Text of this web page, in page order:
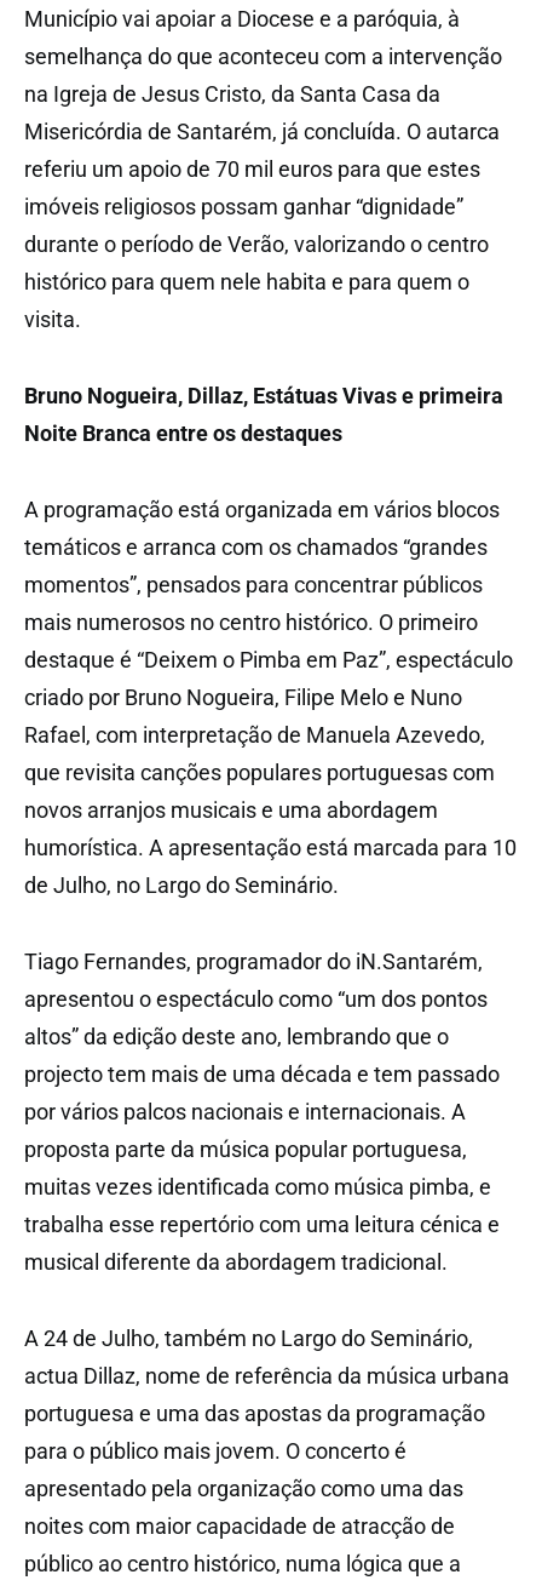
Município vai apoiar a Diocese e a paróquia, à
semelhança do que aconteceu com a intervenção
na Igreja de Jesus Cristo, da Santa Casa da
Misericórdia de Santarém, já concluída. O autarca
referiu um apoio de 70 mil euros para que estes
imóveis religiosos possam ganhar “dignidade”
durante o período de Verão, valorizando o centro
histórico para quem nele habita e para quem o
visita.
Bruno Nogueira, Dillaz, Estátuas Vivas e primeira
Noite Branca entre os destaques
A programação está organizada em vários blocos
temáticos e arranca com os chamados “grandes
momentos”, pensados para concentrar públicos
mais numerosos no centro histórico. O primeiro
destaque é “Deixem o Pimba em Paz”, espectáculo
criado por Bruno Nogueira, Filipe Melo e Nuno
Rafael, com interpretação de Manuela Azevedo,
que revisita canções populares portuguesas com
novos arranjos musicais e uma abordagem
humorística. A apresentação está marcada para 10
de Julho, no Largo do Seminário.
Tiago Fernandes, programador do iN.Santarém,
apresentou o espectáculo como “um dos pontos
altos” da edição deste ano, lembrando que o
projecto tem mais de uma década e tem passado
por vários palcos nacionais e internacionais. A
proposta parte da música popular portuguesa,
muitas vezes identificada como música pimba, e
trabalha esse repertório com uma leitura cénica e
musical diferente da abordagem tradicional.
A 24 de Julho, também no Largo do Seminário,
actua Dillaz, nome de referência da música urbana
portuguesa e uma das apostas da programação
para o público mais jovem. O concerto é
apresentado pela organização como uma das
noites com maior capacidade de atracção de
público ao centro histórico, numa lógica que a